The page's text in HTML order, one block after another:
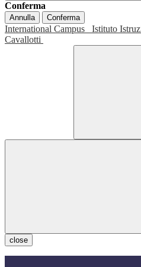
Conferma
Annulla Conferma
International Campus Istituto
Cavallotti
close